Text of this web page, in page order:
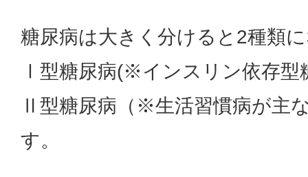
糖尿病は大きく分けると2種類
Ⅰ型糖尿病(※インスリン依存型
Ⅱ型糖尿病（※生活習慣病が主
す。